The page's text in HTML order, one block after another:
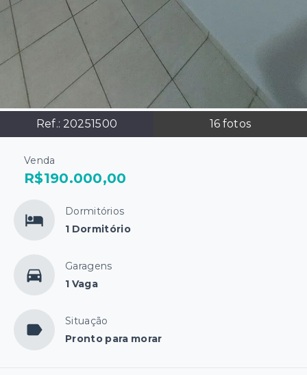
Ref.: 20251500 16 fotos
Venda
R$190.000,00
Dormitórios
1 Dormitório
Garagens
1 Vaga
Situação
Pronto para morar